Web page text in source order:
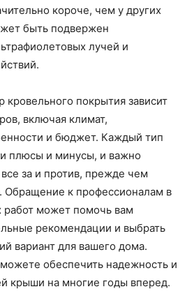
короче, чем у других
быть подвержен
лучей и
покрытия зависит
включая климат,
и бюджет. Каждый тип
плюсы и минусы, и важно
за и против, прежде чем
Обращение к профессионалам в
работ может помочь вам
рекомендации и выбрать
вариант для вашего дома.
обеспечить надежность и
крыши на многие годы вперед.